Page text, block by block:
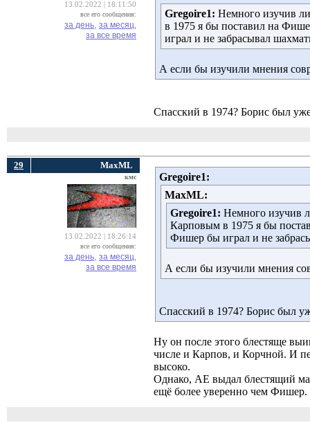
13.02.2022 | 18:11:50
все его сообщения:
за день, за месяц,
за все время
Gregoire1: Немного изучив
в 1975 я бы поставил на
играл и не забрасывал
А если бы изучили мнения
Спасский в 1974? Борис был
29 MaxML
кмс
13.02.2022 | 18:26:14
все его сообщения:
за день, за месяц,
за все время
Gregoire1:
MaxML:
Gregoire1: Немного изучив
Карповым в 1975 я бы
Фишер бы играл и не
А если бы изучили мнения
Спасский в 1974? Борис был
Ну он после этого блестяще
числе и Карпов, и Корчной. И
высоко.
Однако, АЕ выдал блестящий
ещё более уверенно чем Фишер.